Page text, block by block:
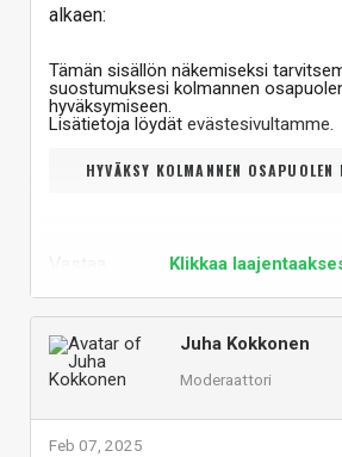
alkaen:
Tämän sisällön näkemiseksi
suostumuksesi kolmannen
hyväksymiseen.
Lisätietoja löydät evästesivultamme.
HYVÄKSY KOLMANNEN OSAPUOLEN
Klikkaa
Juha Kokkonen
Moderaattori
Feb 07, 2025